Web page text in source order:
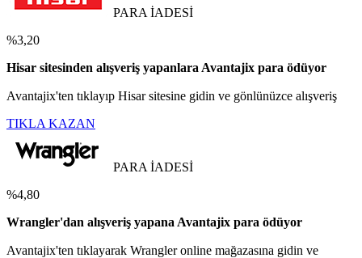
PARA İADESİ
%3,20
Hisar sitesinden alışveriş yapanlara Avantajix para ödüyor
Avantajix'ten tıklayıp Hisar sitesine gidin ve gönlünüzce alışveriş
TIKLA KAZAN
PARA İADESİ
%4,80
Wrangler'dan alışveriş yapana Avantajix para ödüyor
Avantajix'ten tıklayarak Wrangler online mağazasına gidin ve